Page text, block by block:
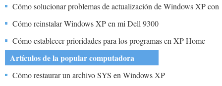
Cómo solucionar problemas de actualización de Windows XP con
conectividad limitada o nula
Cómo reinstalar Windows XP en mi Dell 9300
Cómo establecer prioridades para los programas en XP Home
Artículos de la popular computadora
Cómo restaurar un archivo SYS en Windows XP